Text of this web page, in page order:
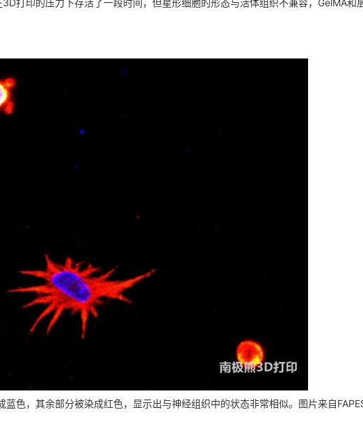
色，其余部分被染成红色，显示出与神经组织中的状态非常相似。图片来自